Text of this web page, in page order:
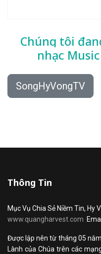
Chúng tôi
nhạc
SongHyVongTV
Thông Tin
Mục Vụ Chia Sẻ Niềm Tin, Hy
www.quangharvest.com
Được lập nên từ tháng 05
Lành của Chúa trên các